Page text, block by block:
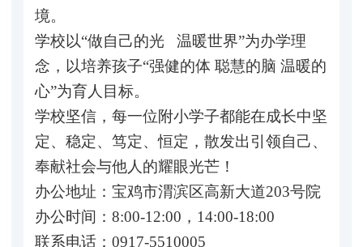
境。
学校以“做自己的光 温暖世界”为办学理
念，以培养孩子“强健的体 聪慧的脑 温暖的
心”为育人目标。
学校坚信，每一位附小学子都能在成长中坚
定、稳定、笃定、恒定，散发出引领自己、
奉献社会与他人的耀眼光芒！
办公地址：宝鸡市渭滨区高新大道203号院
办公时间：8:00-12:00，14:00-18:00
联系电话：0917-5510005